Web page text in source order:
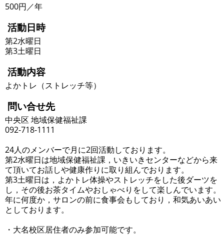
500円／年
活動日時
第2水曜日
第3土曜日
活動内容
よかトレ（ストレッチ等）
問い合せ先
中央区 地域保健福祉課
092-718-1111
24人のメンバーで月に2回活動しております。
第2水曜日は地域保健福祉課，いきいきセンターなどから来
て頂いてお話しや健康作りに取り組んでおります。
第3土曜日は，よかトレ体操やストレッチをした後ダーツを
し，その後お茶タイムやおしゃべりをして楽しんでいます。
年に何度か，サロンの前に食事会もしており，和気あいあい
としております。
・大名校区居住者のみ参加可能です。